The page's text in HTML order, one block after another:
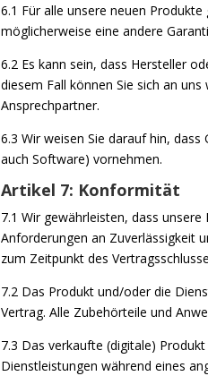
6.1 Für alle unsere neuen
möglicherweise eine andere
6.2 Es kann sein, dass Hersteller
diesem Fall können Sie sich an
Ansprechpartner.
6.3 Wir weisen Sie darauf hin,
auch Software) vornehmen.
Artikel 7: Konformität
7.1 Wir gewährleisten, dass
Anforderungen an Zuverlässigkeit
zum Zeitpunkt des
7.2 Das Produkt und/oder die
Vertrag. Alle Zubehörteile und
7.3 Das verkaufte (digitale)
Dienstleistungen während eines